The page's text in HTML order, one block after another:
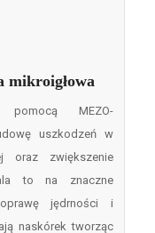
mikroigłowa
MEZO-
uszkodzeń w
oraz zwiększenie
to na znaczne
jędrności i
naskórek tworząc